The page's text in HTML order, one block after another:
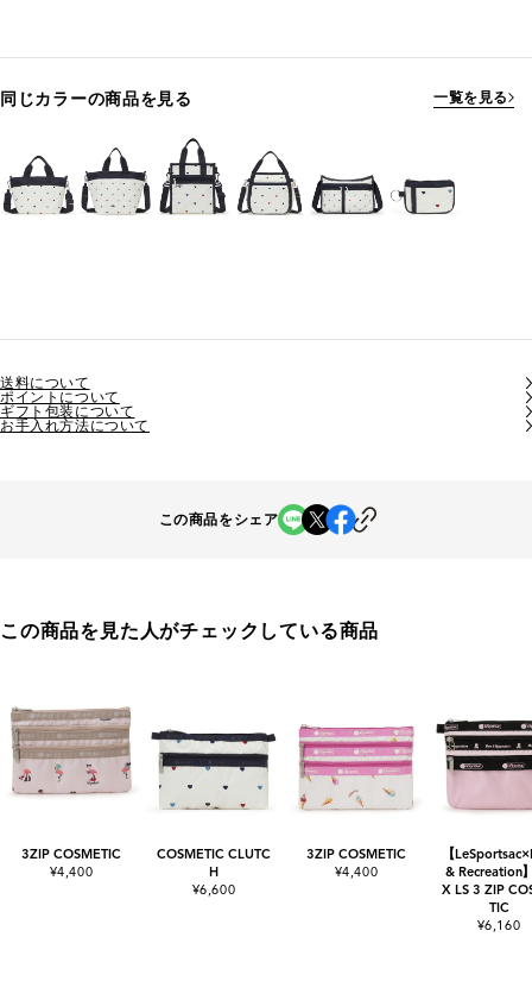
同じカラーの商品を見る 一覧を見る
送料について
ポイントについて
ギフト包装について
お手入れ方法について
この商品をシェア
この商品を見た人がチェックしている商品
3ZIP COSMETIC
¥4,400
COSMETIC CLUTC
H
¥6,600
3ZIP COSMETIC
¥4,400
【
& Recreation
X LS 3 ZIP
TIC
¥6,160